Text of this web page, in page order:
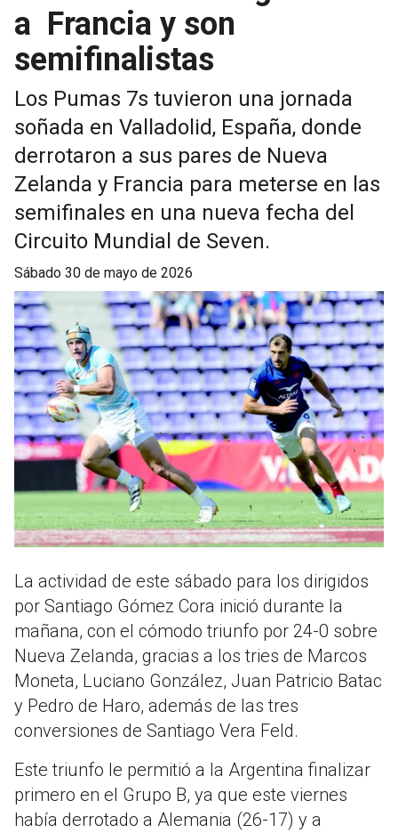
a Francia y son
semifinalistas
Los Pumas 7s tuvieron una jornada
soñada en Valladolid, España, donde
derrotaron a sus pares de Nueva
Zelanda y Francia para meterse en las
semifinales en una nueva fecha del
Circuito Mundial de Seven.
sábado 30 de mayo de 2026
La actividad de este sábado para los dirigidos
por Santiago Gómez Cora inició durante la
mañana, con el cómodo triunfo por 24-0 sobre
Nueva Zelanda, gracias a los tries de Marcos
Moneta, Luciano González, Juan Patricio Batac
y Pedro de Haro, además de las tres
conversiones de Santiago Vera Feld.
Este triunfo le permitió a la Argentina finalizar
primero en el Grupo B, ya que este viernes
había derrotado a Alemania (26-17) y a